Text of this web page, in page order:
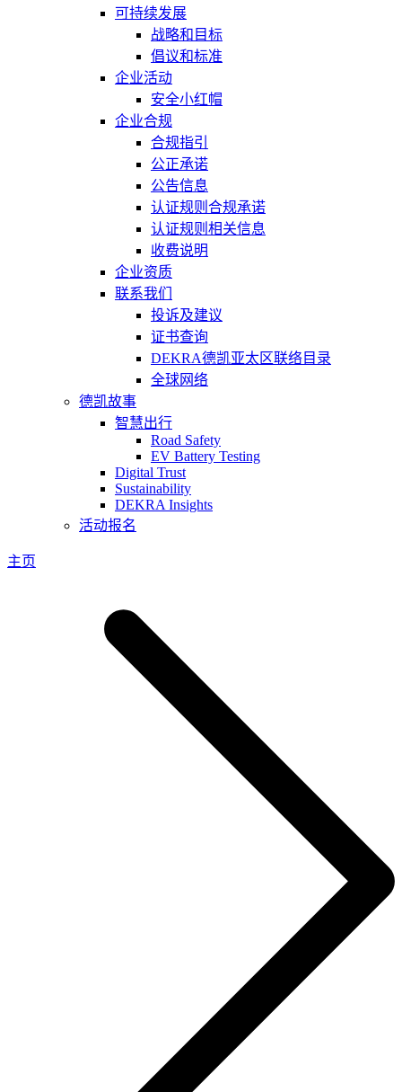
可持续发展
战略和目标
倡议和标准
企业活动
安全小红帽
企业合规
合规指引
公正承诺
公告信息
认证规则合规承诺
认证规则相关信息
收费说明
企业资质
联系我们
投诉及建议
证书查询
DEKRA德凯亚太区联络目录
全球网络
德凯故事
智慧出行
Road Safety
EV Battery Testing
Digital Trust
Sustainability
DEKRA Insights
活动报名
主页